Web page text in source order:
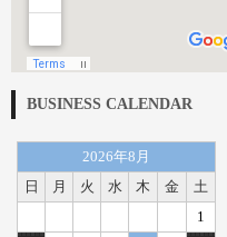
BUSINESS CALENDAR
2026年8月
日
月 火 水 木 金
土
1